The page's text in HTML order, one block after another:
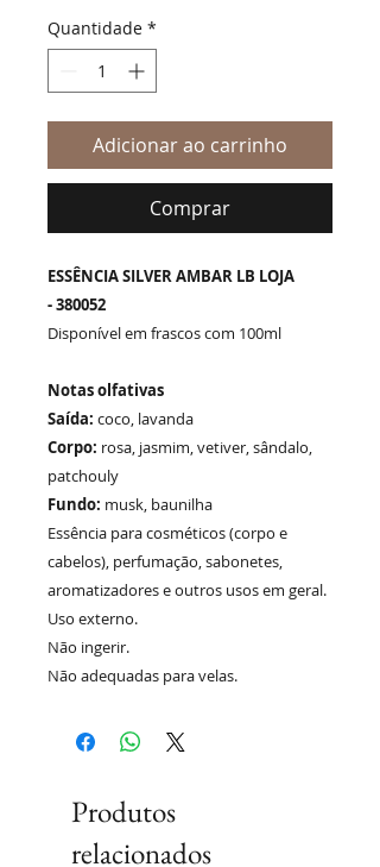
Quantidade *
Adicionar ao carrinho
Comprar
ESSÊNCIA SILVER AMBAR LB LOJA
- 380052
Disponível em frascos com 100ml
Notas olfativas
Saída: coco, lavanda
Corpo: rosa, jasmim, vetiver, sândalo,
patchouly
Fundo: musk, baunilha
Essência para cosméticos (corpo e
cabelos), perfumação, sabonetes,
aromatizadores e outros usos em geral.
Uso externo.
Não ingerir.
Não adequadas para velas.
Produtos
relacionados